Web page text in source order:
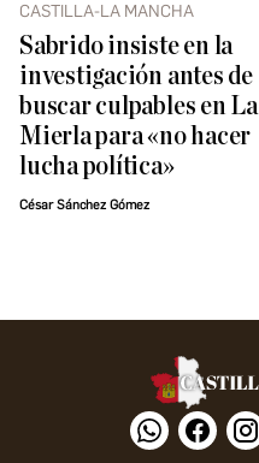
CASTILLA-LA MANCHA
Sabrido insiste en la
investigación antes de
buscar culpables en La
Mierla para «no hacer
lucha política»
César Sánchez Gómez